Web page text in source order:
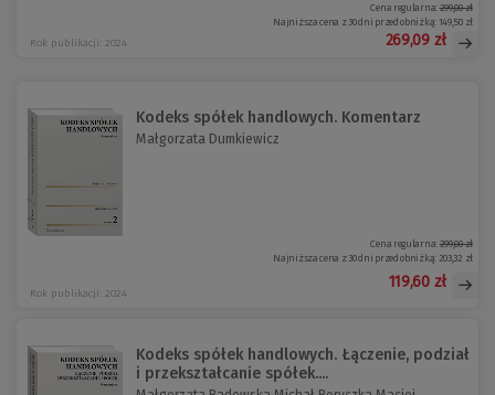
Rok publikacji: 2024
Cena regularna:299,00 zł
Najniższa cena z 30 dni przed obniżką: 149,50 zł
269,09 zł
Kodeks spółek handlowych. Komentarz
Małgorzata Dumkiewicz
Rok publikacji: 2024
Cena regularna:299,00 zł
Najniższa cena z 30 dni przed obniżką: 203,32 zł
119,60 zł
Kodeks spółek handlowych. Łączenie, podział
i przekształcanie spółek....